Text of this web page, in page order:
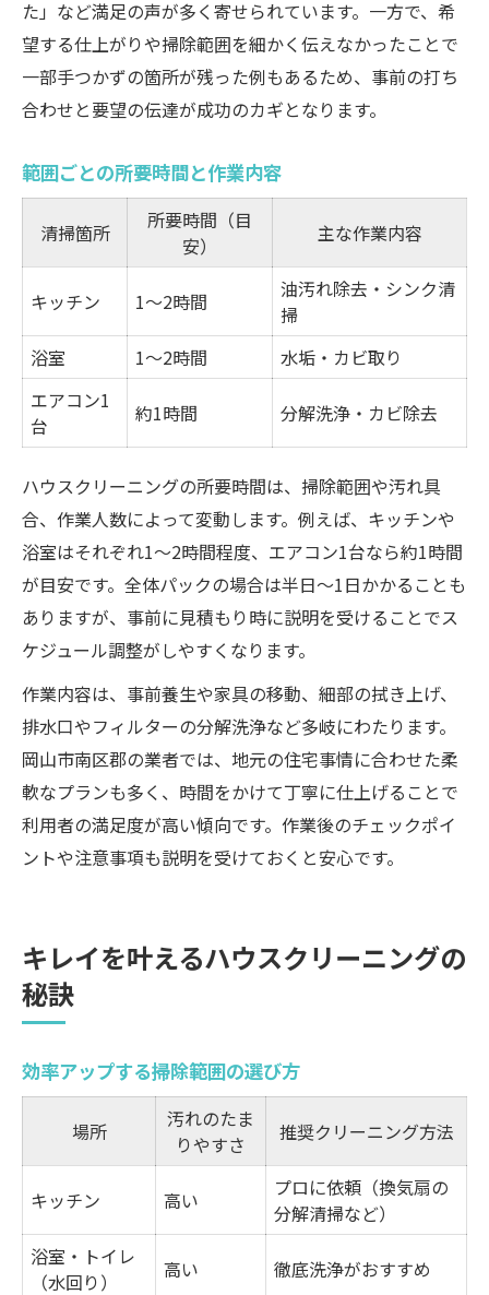
た」など満足の声が多く寄せられています。一方で、希
望する仕上がりや掃除範囲を細かく伝えなかったことで
一部手つかずの箇所が残った例もあるため、事前の打ち
合わせと要望の伝達が成功のカギとなります。
範囲ごとの所要時間と作業内容
清掃箇所
所要時間（目
安）
主な作業内容
キッチン 1〜2時間
油汚れ除去・シンク清
掃
浴室
1〜2時間
水垢・カビ取り
エアコン1
台
約1時間 分解洗浄・カビ除去
ハウスクリーニングの所要時間は、掃除範囲や汚れ具
合、作業人数によって変動します。例えば、キッチンや
浴室はそれぞれ1〜2時間程度、エアコン1台なら約1時間
が目安です。全体パックの場合は半日〜1日かかることも
ありますが、事前に見積もり時に説明を受けることでス
ケジュール調整がしやすくなります。
作業内容は、事前養生や家具の移動、細部の拭き上げ、
排水口やフィルターの分解洗浄など多岐にわたります。
岡山市南区郡の業者では、地元の住宅事情に合わせた柔
軟なプランも多く、時間をかけて丁寧に仕上げることで
利用者の満足度が高い傾向です。作業後のチェックポイ
ントや注意事項も説明を受けておくと安心です。
キレイを叶えるハウスクリーニングの
秘訣
効率アップする掃除範囲の選び方
場所
汚れのたま
りやすさ
推奨クリーニング方法
キッチン 高い
プロに依頼（換気扇の
分解清掃など）
浴室・トイレ
（水回り）
高い 徹底洗浄がおすすめ